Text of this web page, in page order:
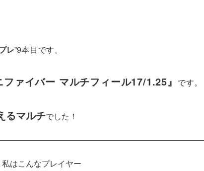
レ”9本目です。
ァイバー マルチフィール17/1.25』 です。
るマルチでした！
はこんなプレイヤー